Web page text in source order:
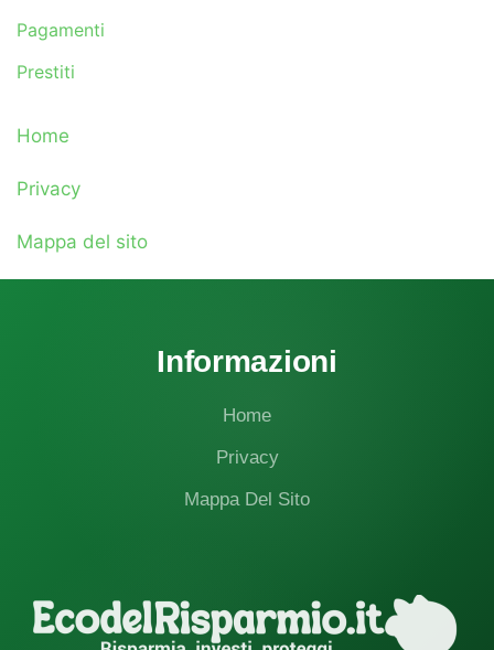
Pagamenti
Prestiti
Home
Privacy
Mappa del sito
Informazioni
Home
Privacy
Mappa Del Sito